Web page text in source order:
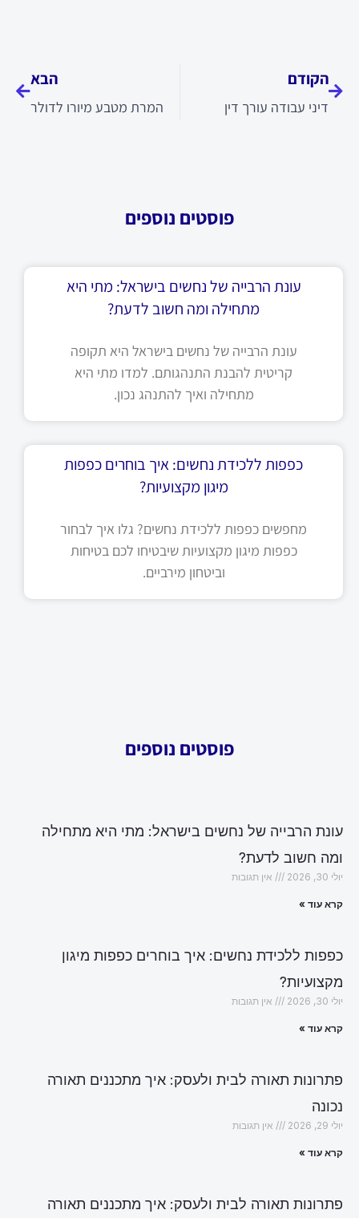
הקודם
דיני עבודה עורך דין
הבא
המרת מטבע מיורו לדולר
פוסטים נוספים
עונת הרבייה של נחשים בישראל: מתי היא
מתחילה ומה חשוב לדעת?
עונת הרבייה של נחשים בישראל היא תקופה
קריטית להבנת התנהגותם. למדו מתי היא
מתחילה ואיך להתנהג נכון.
כפפות ללכידת נחשים: איך בוחרים כפפות
מיגון מקצועיות?
מחפשים כפפות ללכידת נחשים? גלו איך לבחור
כפפות מיגון מקצועיות שיבטיחו לכם בטיחות
וביטחון מירביים.
פוסטים נוספים
עונת הרבייה של נחשים בישראל: מתי היא מתחילה
ומה חשוב לדעת?
יולי 30, 2026 אין תגובות
קרא עוד »
כפפות ללכידת נחשים: איך בוחרים כפפות מיגון
מקצועיות?
יולי 30, 2026 אין תגובות
קרא עוד »
פתרונות תאורה לבית ולעסק: איך מתכננים תאורה
נכונה
יולי 29, 2026 אין תגובות
קרא עוד »
פתרונות תאורה לבית ולעסק: איך מתכננים תאורה